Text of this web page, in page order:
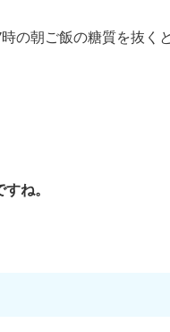
の朝ご飯の糖質を抜くと
ね。